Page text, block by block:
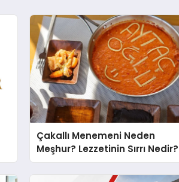
Çakallı Menemeni Neden
Meşhur? Lezzetinin Sırrı Nedir?